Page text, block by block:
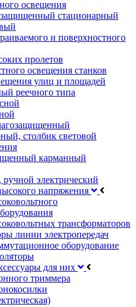
освещения
стационарный
и поверхностного
пролетов
освещения станков
улиц и площадей
реечного типа
столбик световой
карманный
электрический
напряжения
трансформаторов
линии электропередач
оборудование
для них
триммера